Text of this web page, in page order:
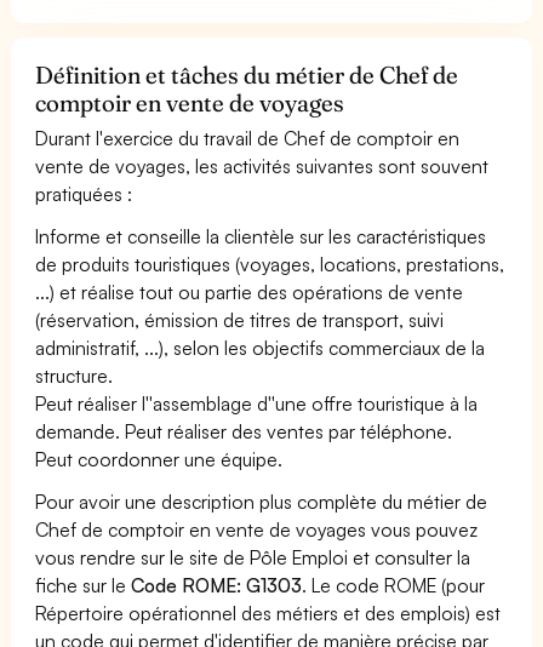
Définition et tâches du métier de Chef de
comptoir en vente de voyages
Durant l'exercice du travail de Chef de comptoir en
vente de voyages, les activités suivantes sont souvent
pratiquées :
Informe et conseille la clientèle sur les caractéristiques
de produits touristiques (voyages, locations, prestations,
...) et réalise tout ou partie des opérations de vente
(réservation, émission de titres de transport, suivi
administratif, ...), selon les objectifs commerciaux de la
structure.
Peut réaliser l''assemblage d''une offre touristique à la
demande. Peut réaliser des ventes par téléphone.
Peut coordonner une équipe.
Pour avoir une description plus complète du métier de
Chef de comptoir en vente de voyages vous pouvez
vous rendre sur le site de Pôle Emploi et consulter la
fiche sur leCode ROME: G1303. Le code ROME (pour
Répertoire opérationnel des métiers et des emplois) est
un code qui permet d'identifier de manière précise par